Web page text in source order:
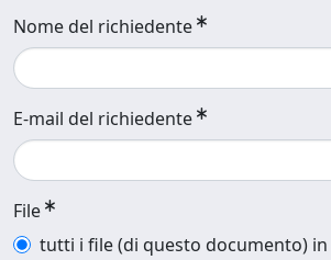
Nome del richiedente
E-mail del richiedente
File
tutti i file (di questo documento)